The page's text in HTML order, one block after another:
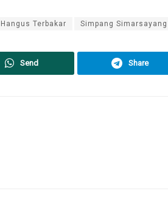
Hangus Terbakar Simpang Simarsayang
Send Share